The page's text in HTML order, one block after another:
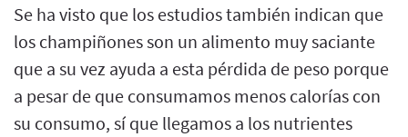
Se ha visto que los estudios también indican que
los champiñones son un alimento muy saciante
que a su vez ayuda a esta pérdida de peso porque
a pesar de que consumamos menos calorías con
su consumo, sí que llegamos a los nutrientes